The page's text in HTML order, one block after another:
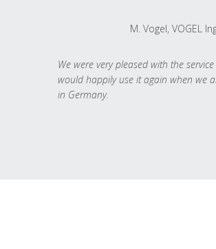
M. Vogel, VOGEL
We were very pleased with the
would happily use it again when we
in Germany.